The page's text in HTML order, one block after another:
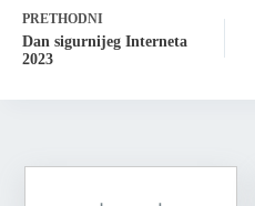
PRETHODNI
Dan sigurnijeg Interneta
2023